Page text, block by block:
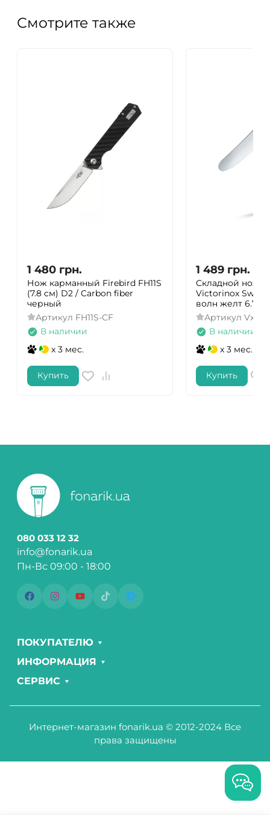
Смотрите также
1 480 грн.
Нож карманный Firebird FH11S
(7.8 см) D2 / Carbon fiber
черный
Артикул FH11S-CF
В наличии
x 3 мес.
Купить
1 489 грн.
Складной нож
Victorinox Swiss
волн желт
Артикул
В наличии
x 3 мес.
Купить
080 033 12 32
info@fonarik.ua
Пн-Вс 09:00 - 18:00
ПОКУПАТЕЛЮ
ИНФОРМАЦИЯ
СЕРВИС
Интернет-магазин fonarik.ua © 2012-2024 Все
права защищены